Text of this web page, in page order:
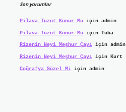
Son yorumlar
Pilava Tuzot Konur Muiçin admin
Pilava Tuzot Konur Muiçin Tuba
Rizenin Neyi Meşhur Çayıiçin admin
Rizenin Neyi Meşhur Çayıiçin Kurt
Coğrafya Sözel Miiçin admin